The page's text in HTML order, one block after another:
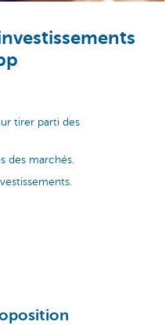
tirer parti des
des marchés.